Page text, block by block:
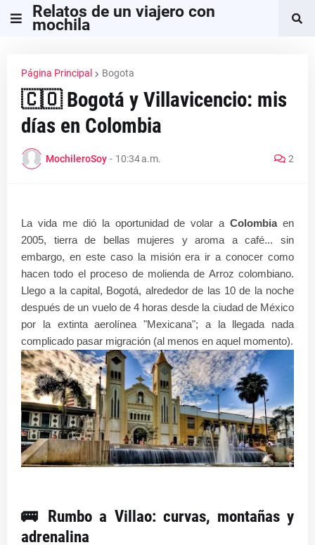
Relatos de un viajero con
mochila
Página Principal Bogota
🇨🇴 Bogotá y Villavicencio: mis
días en Colombia
MochileroSoy - 10:34 a.m. 2
La vida me dió la oportunidad de volar aColombiaen
2005, tierra de bellas mujeres y aroma a café... sin
embargo, en este caso la misión era ir a conocer como
hacen todo el proceso de molienda de Arroz colombiano.
Llego a la capital, Bogotá, alrededor de las 10 de la noche
después de un vuelo de 4 horas desde la ciudad de México
por la extinta aerolínea "Mexicana"; a la llegada nada
complicado pasar migración (al menos en aquel momento).
🚌 Rumbo a Villao: curvas, montañas y
adrenalina